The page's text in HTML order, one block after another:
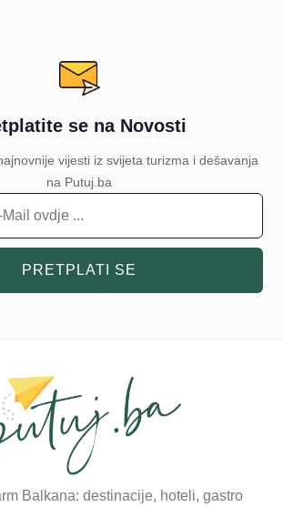
se na Novosti
vijesti iz svijeta turizma i dešavanja
na Putuj.ba
PRETPLATI SE
Balkana: destinacije, hoteli, gastro